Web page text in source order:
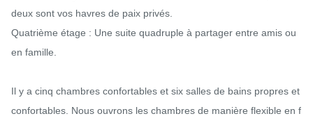
deux sont vos havres de paix privés.
Quatrième étage : Une suite quadruple à partager entre amis ou
en famille.
Il y a cinq chambres confortables et six salles de bains propres et
confortables. Nous ouvrons les chambres de manière flexible en f